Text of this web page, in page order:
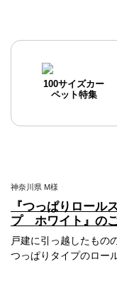
100サイズカー
ペット特集
神奈川県 M様
『つっぱりロー
プ ホワイト』の
戸建に引っ越したもの
つっぱりタイプのロー